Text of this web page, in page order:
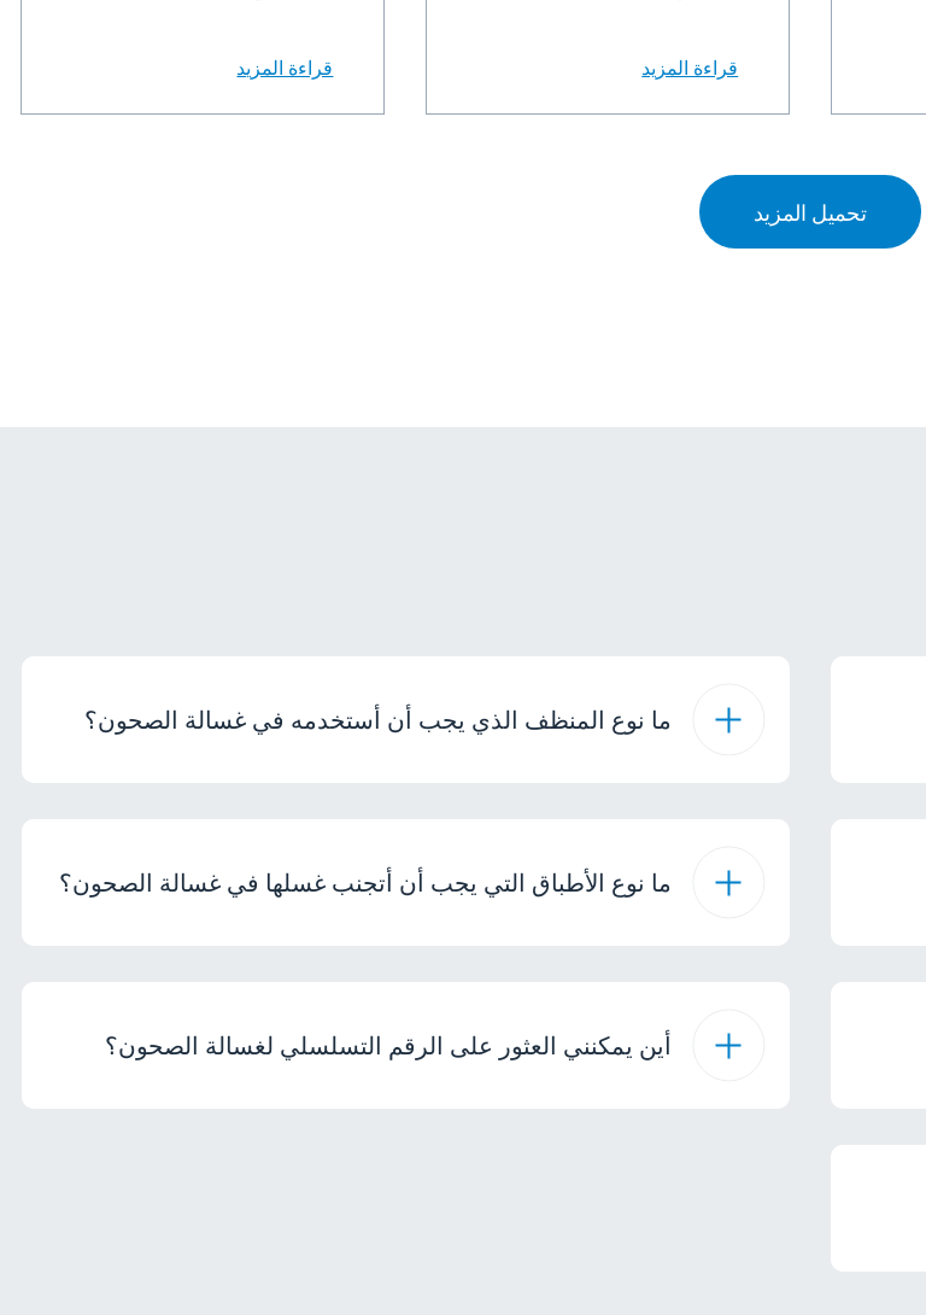
قراءة المزيد قراءة المزيد
تحميل المزيد
ما نوع المنظف الذي يجب أن أستخدمه في غسالة الصحون؟
ما نوع الأطباق التي يجب أن أتجنب غسلها في غسالة الصحون؟
أين يمكنني العثور على الرقم التسلسلي لغسالة الصحون؟